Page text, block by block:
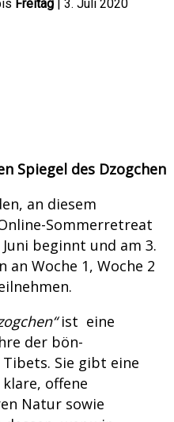
Freitag | 3. Juli 2020
Spiegel des Dzogchen
an diesem
Sommerretreat
beginnt und am 3.
an Woche 1, Woche 2
ist eine
der bön-
Sie gibt eine
offene
Natur sowie